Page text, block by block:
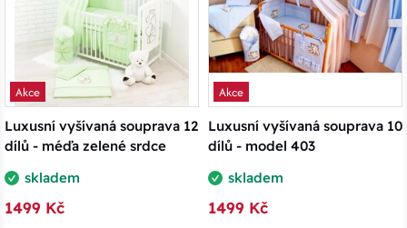
Akce
Luxusní vyšívaná souprava 12
dílů - méďa zelené srdce
skladem
1499 Kč
Akce
Luxusní vyšívaná souprava 10
dílů - model 403
skladem
1499 Kč